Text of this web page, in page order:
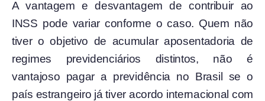
A vantagem e desvantagem de contribuir ao
INSS pode variar conforme o caso. Quem não
tiver o objetivo de acumular aposentadoria de
regimes previdenciários distintos, não é
vantajoso pagar a previdência no Brasil se o
país estrangeiro já tiver acordo internacional com